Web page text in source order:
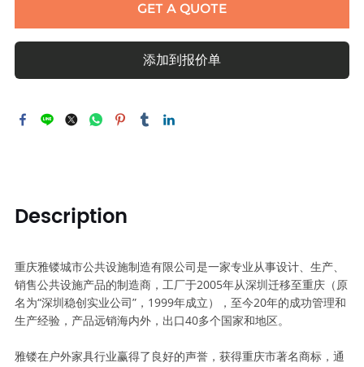
GET A QUOTE
添加到报价单
Description
重庆雅镂城市公共设施制造有限公司是一家专业从事设计、生产、
销售公共设施产品的制造商，工厂于2005年从深圳迁移至重庆（原
名为“深圳稳创实业公司”，1999年成立），至今20年的成功管理和
生产经验，产品远销海内外，出口40多个国家和地区。
雅镂在户外家具行业赢得了良好的声誉，获得重庆市著名商标，通